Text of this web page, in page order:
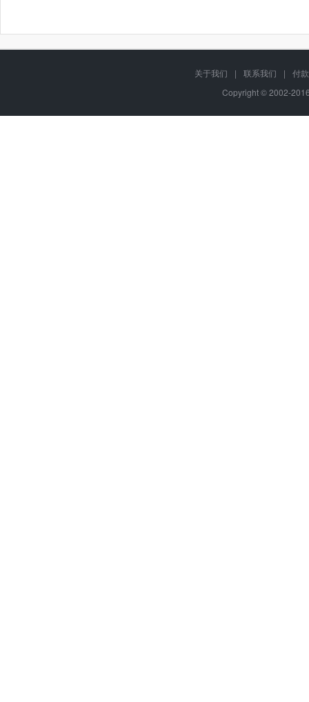
关于我们 | 联系我们 |
付
Copyright © 2002-